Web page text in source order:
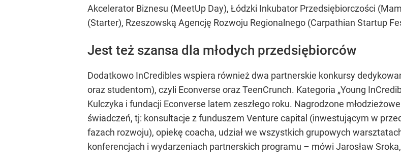
Akcelerator Biznesu (MeetUp Day), Łódzki Inkubator Przedsiębiorczości
(Starter), Rzeszowską Agencję Rozwoju Regionalnego (Carpathian Startup
Jest też szansa dla młodych przedsiębiorców
Dodatkowo InCredibles wspiera również dwa partnerskie konkursy
oraz studentom), czyli Econverse oraz TeenCrunch. Kategoria „Young
Kulczyka i fundacji Econverse latem zeszłego roku. Nagrodzone
świadczeń, tj: konsultacje z funduszem Venture capital (inwestującym w
fazach rozwoju), opiekę coacha, udział we wszystkich grupowych
konferencjach i wydarzeniach partnerskich programu – mówi Jarosław